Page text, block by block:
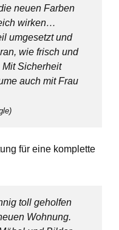
neuen Farben
wirken…
umgesetzt und
wie frisch und
Sicherheit
auch mit Frau
für eine komplette
toll geholfen
Wohnung.